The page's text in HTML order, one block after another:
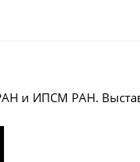
и ИПСМ РАН.